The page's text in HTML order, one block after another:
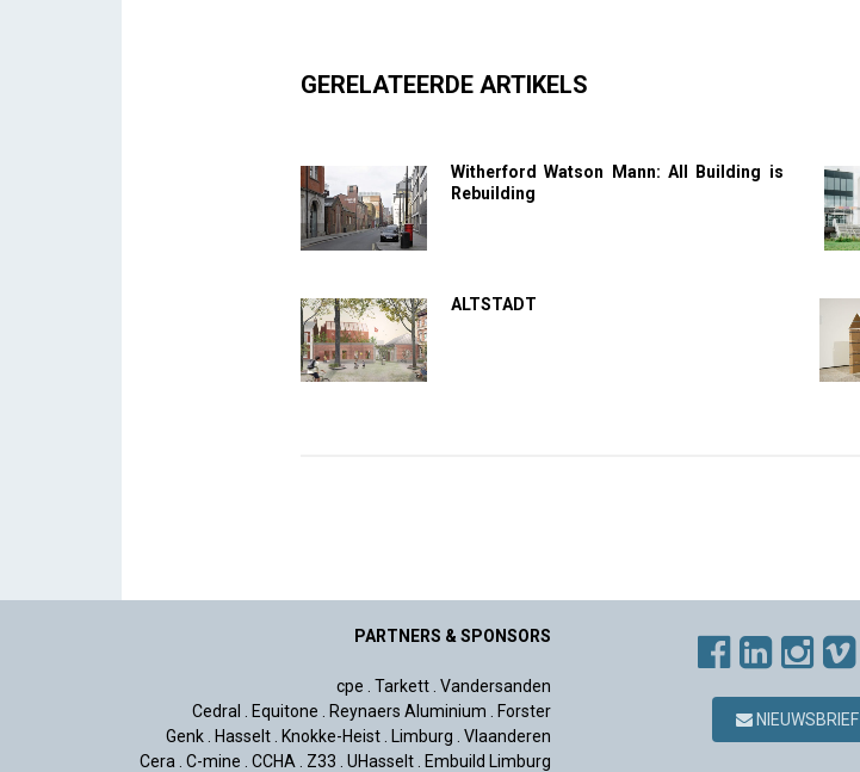
GERELATEERDE ARTIKELS
Witherford Watson Mann: All Building is
Rebuilding
ALTSTADT
PARTNERS & SPONSORS
cpe . Tarkett. Vandersanden
Cedral . Equitone . Reynaers Aluminium . Forster
Genk. Hasselt. Knokke-Heist. Limburg . Vlaanderen
Cera. C-mine . CCHA. Z33 . UHasselt. Embuild Limburg
NIEUWSBRIEF